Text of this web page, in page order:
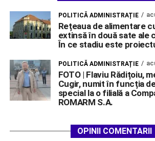
POLITICĂ ADMINISTRAȚIE
Rețeaua de alimentare
extinsă în două sate ale
În ce stadiu este
POLITICĂ ADMINISTRAȚIE
FOTO | Flaviu Rădițoiu,
Cugir, numit în funcția
special la o filială a
ROMARM S.A.
OPINII COMENTARII